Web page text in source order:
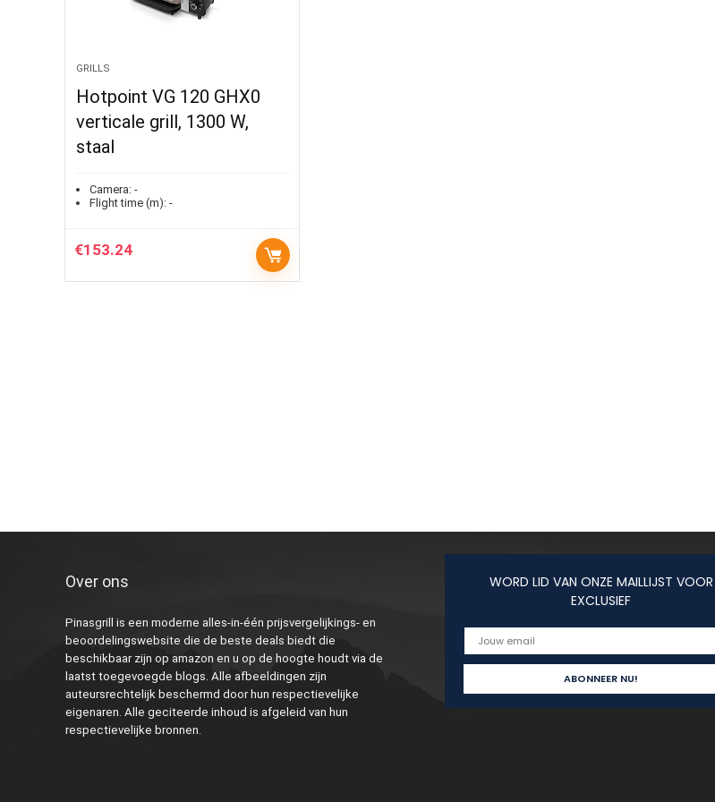
GRILLS
Hotpoint VG 120 GHX0
verticale grill, 1300 W,
staal
Camera: -
Flight time (m): -
€153.24
Over ons
Pinasgrill is een moderne alles-in-één prijsvergelijkings- en
beoordelingswebsite die de beste deals biedt die
beschikbaar zijn op amazon en u op de hoogte houdt via de
laatst toegevoegde blogs. Alle afbeeldingen zijn
auteursrechtelijk beschermd door hun respectievelijke
eigenaren. Alle geciteerde inhoud is afgeleid van hun
respectievelijke bronnen.
WORD LID VAN ONZE MAILLIJST VOOR
EXCLUSIEF